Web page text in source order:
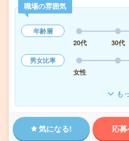
職場の雰囲気
年齢層
20代
30代
男女比率
女性
も
気になる! 応